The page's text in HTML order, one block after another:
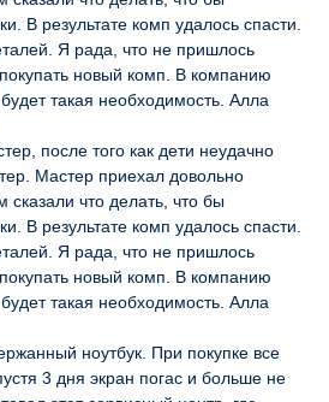
В результате комп удалось спасти.
Я рада, что не пришлось
новый комп. В компанию
такая необходимость. Алла
после того как дети неудачно
Мастер приехал довольно
что делать, что бы
В результате комп удалось спасти.
Я рада, что не пришлось
новый комп. В компанию
такая необходимость. Алла
ноутбук. При покупке все
3 дня экран погас и больше не